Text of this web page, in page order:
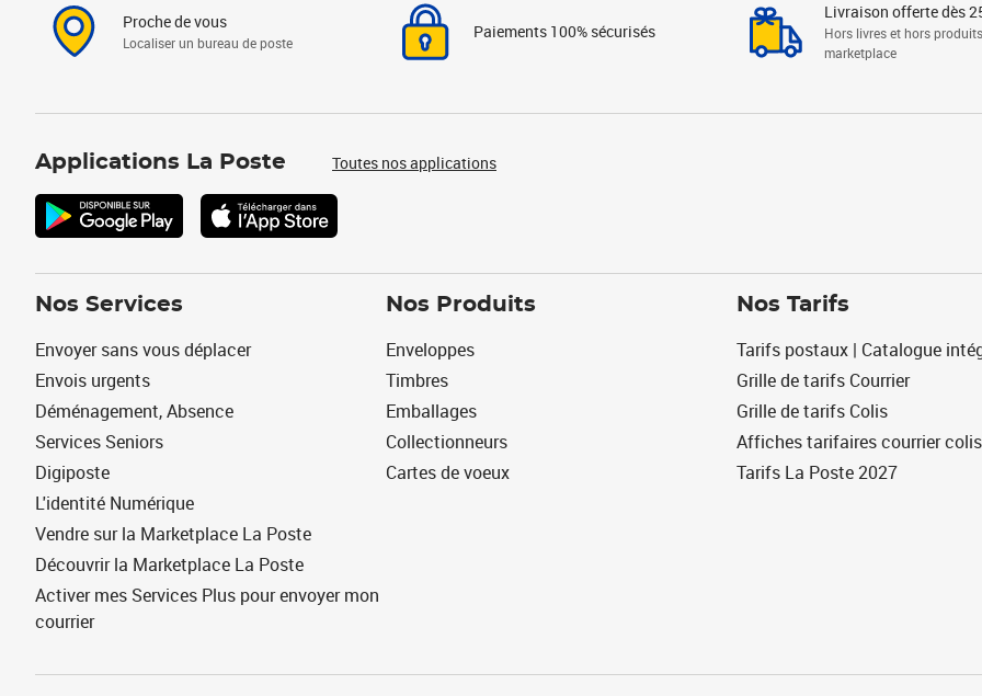
Proche de vous
Localiser un bureau de poste
Paiements 100% sécurisés
Livraison offerte dès
Hors livres et hors produits
marketplace
Applications La Poste Toutes nos applications
Nos Services
Envoyer sans vous déplacer
Envois urgents
Déménagement, Absence
Services Seniors
Digiposte
L'identité Numérique
Vendre sur la Marketplace La Poste
Découvrir la Marketplace La Poste
Activer mes Services Plus pour envoyer mon
courrier
Nos Produits
Enveloppes
Timbres
Emballages
Collectionneurs
Cartes de voeux
Nos Tarifs
Tarifs postaux | Catalogue
Grille de tarifs Courrier
Grille de tarifs Colis
Affiches tarifaires courrier colis
Tarifs La Poste 2027